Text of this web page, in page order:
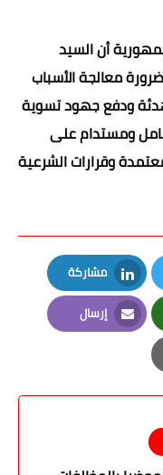
أن السيد
معالجة الأسباب
ودفع جهود تسوية
ومستدام على
وقرارات الشرعية
مشاركة
LinkedIn
إرسال
Email